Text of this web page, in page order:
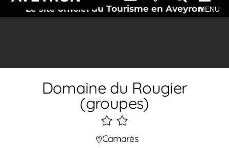
Le site officiel du Tourisme en AveyronMENU
Domaine du Rougier
(groupes)
2
étoiles
Camarès